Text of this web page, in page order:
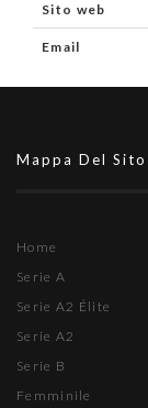
Sito web
Email
Mappa Del Sito
Home
Serie A
Serie A2 Élite
Serie A2
Serie B
Femminile